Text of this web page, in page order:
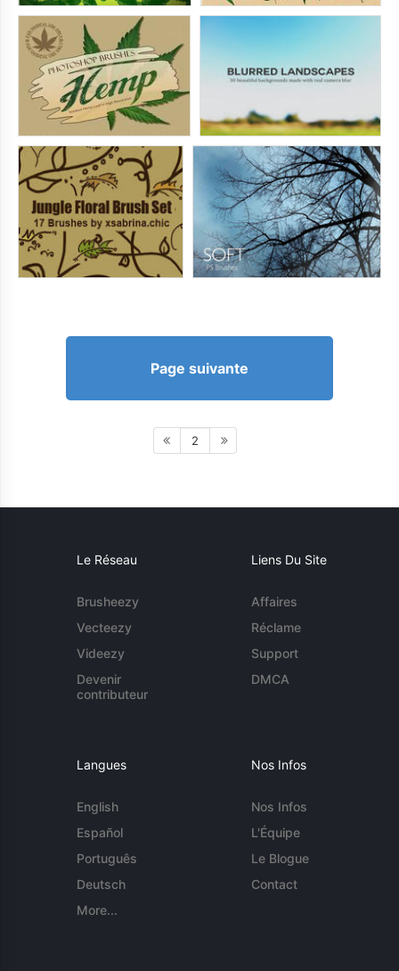
Page suivante
2
Le Réseau
Brusheezy
Vecteezy
Videezy
Devenir
contributeur
Liens Du Site
Affaires
Réclame
Support
DMCA
Langues
English
Español
Português
Deutsch
More...
Nos Infos
Nos Infos
L'Équipe
Le Blogue
Contact